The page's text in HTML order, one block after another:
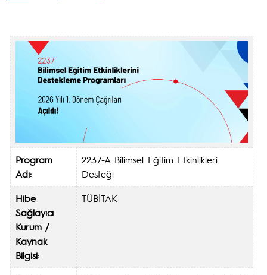
Program
Adı:
2237-A Bilimsel Eğitim Etkinlikleri
Desteği
Hibe
Sağlayıcı
Kurum /
Kaynak
Bilgisi:
TÜBİTAK